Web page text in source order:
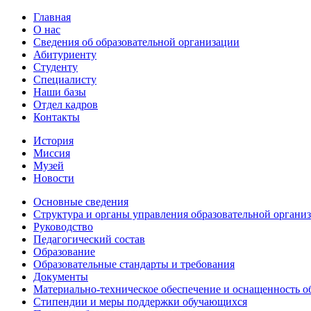
Главная
О нас
Сведения об образовательной организации
Абитуриенту
Студенту
Специалисту
Наши базы
Отдел кадров
Контакты
История
Миссия
Музей
Новости
Основные сведения
Структура и органы управления образовательной
Руководство
Педагогический состав
Образование
Образовательные стандарты и требования
Документы
Материально-техническое обеспечение и оснащенность
Стипендии и меры поддержки обучающихся